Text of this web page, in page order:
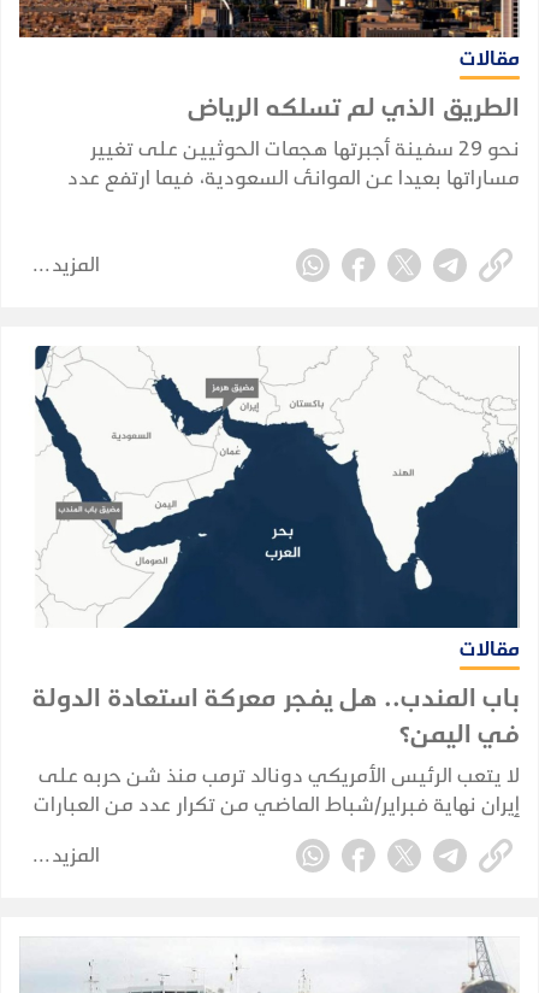
مقالات
الطريق الذي لم تسلكه الرياض
نحو 29 سفينة أجبرتها هجمات الحوثيين على تغيير
مساراتها بعيدا عن الموانئ السعودية، فيما ارتفع عدد
المزيد
مقالات
باب المندب.. هل يفجر معركة استعادة الدولة
في اليمن؟
لا يتعب الرئيس الأمريكي دونالد ترمب منذ شن حربه على
إيران نهاية فبراير/شباط الماضي من تكرار عدد من العبارات
دون كلل أو ملل رغم ملل العالم كله منها.
المزيد